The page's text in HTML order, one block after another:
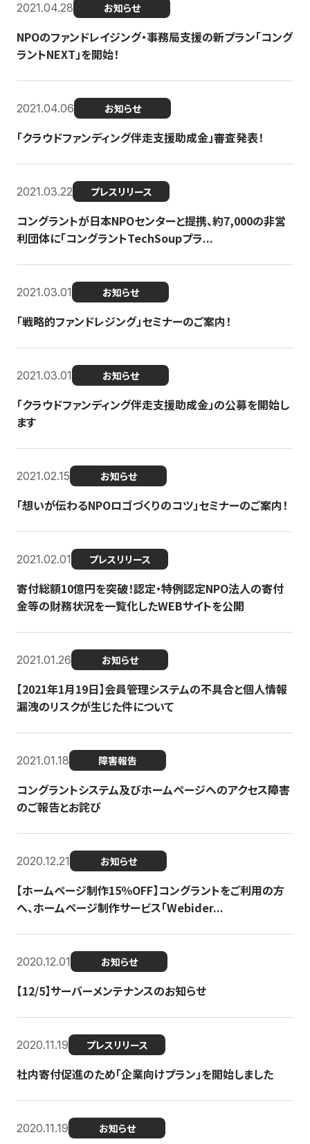
2021.04.28 お知らせ
NPOのファンドレイジング・事務局支援の新プラン「コング
ラントNEXT」を開始！
2021.04.06 お知らせ
「クラウドファンディング伴走支援助成金」審査発表！
2021.03.22 プレスリリース
コングラントが日本NPOセンターと提携、約7,000の非営
利団体に「コングラントTechSoupプラ...
2021.03.01 お知らせ
「戦略的ファンドレジング」セミナーのご案内！
2021.03.01 お知らせ
「クラウドファンディング伴走支援助成金」の公募を開始し
ます
2021.02.15 お知らせ
「想いが伝わるNPOロゴづくりのコツ」セミナーのご案内！
2021.02.01 プレスリリース
寄付総額10億円を突破！認定・特例認定NPO法人の寄付
金等の財務状況を一覧化したWEBサイトを公開
2021.01.26 お知らせ
【2021年1月19日】会員管理システムの不具合と個人情報
漏洩のリスクが生じた件について
2021.01.18 障害報告
コングラントシステム及びホームページへのアクセス障害
のご報告とお詫び
2020.12.21 お知らせ
【ホームページ制作15％OFF】コングラントをご利用の方
へ、ホームページ制作サービス「Webider...
2020.12.01 お知らせ
【12/5】サーバーメンテナンスのお知らせ
2020.11.19 プレスリリース
社内寄付促進のため「企業向けプラン」を開始しました
2020.11.19 お知らせ